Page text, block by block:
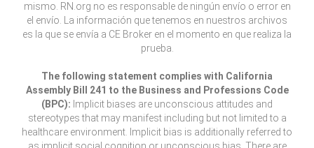
mismo. RN.org no es responsable de ningún envío o error en
el envío. La información que tenemos en nuestros archivos
es la que se envía a CE Broker en el momento en que realiza la
prueba.
The following statement complies with California
Assembly Bill 241 to the Business and Professions Code
(BPC): Implicit biases are unconscious attitudes and
stereotypes that may manifest including but not limited to a
healthcare environment. Implicit bias is additionally referred to